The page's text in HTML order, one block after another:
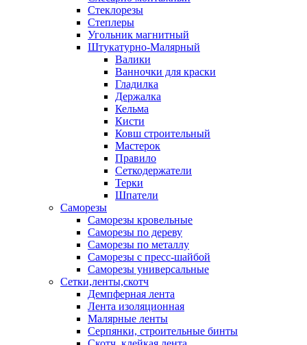
Стеклорезы
Степлеры
Угольник магнитный
Штукатурно-Малярный
Валики
Ванночки для краски
Гладилка
Держалка
Кельма
Кисти
Ковш строительный
Мастерок
Правило
Сеткодержатели
Терки
Шпатели
Саморезы
Саморезы кровельные
Саморезы по дереву
Саморезы по металлу
Саморезы с пресс-шайбой
Саморезы универсальные
Сетки,ленты,скотч
Демпферная лента
Лента изоляционная
Малярные ленты
Серпянки, строительные бинты